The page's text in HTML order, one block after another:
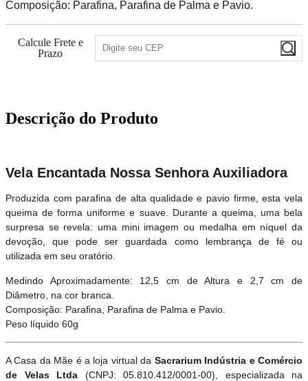
Composição: Parafina, Parafina de Palma e Pavio.
Calcule Frete e
Prazo
Descrição do Produto
Vela Encantada Nossa Senhora Auxiliadora
Produzida com parafina de alta qualidade e pavio firme, esta vela
queima de forma uniforme e suave. Durante a queima, uma bela
surpresa se revela: uma mini imagem ou medalha em níquel da
devoção, que pode ser guardada como lembrança de fé ou
utilizada em seu oratório.
Medindo Aproximadamente: 12,5 cm de Altura e 2,7 cm de
Diâmetro, na cor branca.
Composição: Parafina, Parafina de Palma e Pavio.
Peso líquido 60g
A Casa da Mãe é a loja virtual da Sacrarium Indústria e Comércio
de Velas Ltda (CNPJ: 05.810.412/0001-00), especializada na